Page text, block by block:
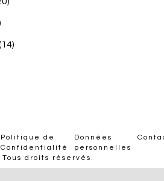
Politique de
Confidentialité
Données
personnelles
droits réservés.